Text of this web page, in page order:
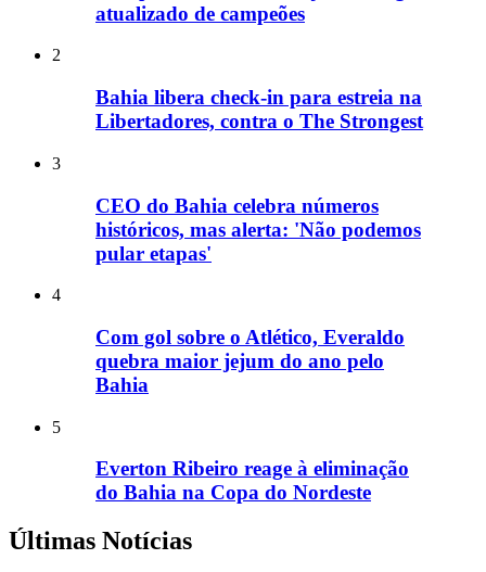
atualizado de campeões
2
Bahia libera check-in para estreia na
Libertadores, contra o The Strongest
3
CEO do Bahia celebra números
históricos, mas alerta: 'Não podemos
pular etapas'
4
Com gol sobre o Atlético, Everaldo
quebra maior jejum do ano pelo
Bahia
5
Everton Ribeiro reage à eliminação
do Bahia na Copa do Nordeste
Últimas Notícias